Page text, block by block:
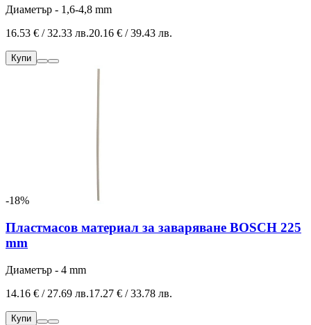
Диаметър - 1,6-4,8 mm
16.53 € / 32.33 лв.20.16 € / 39.43 лв.
Купи
-18%
Пластмасов материал за заваряване BOSCH 225
mm
Диаметър - 4 mm
14.16 € / 27.69 лв.17.27 € / 33.78 лв.
Купи